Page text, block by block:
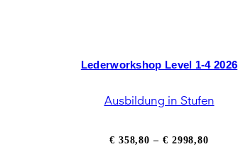
Lederworkshop Level 1-4 2026
Ausbildung in Stufen
€ 358,80 – € 2998,80